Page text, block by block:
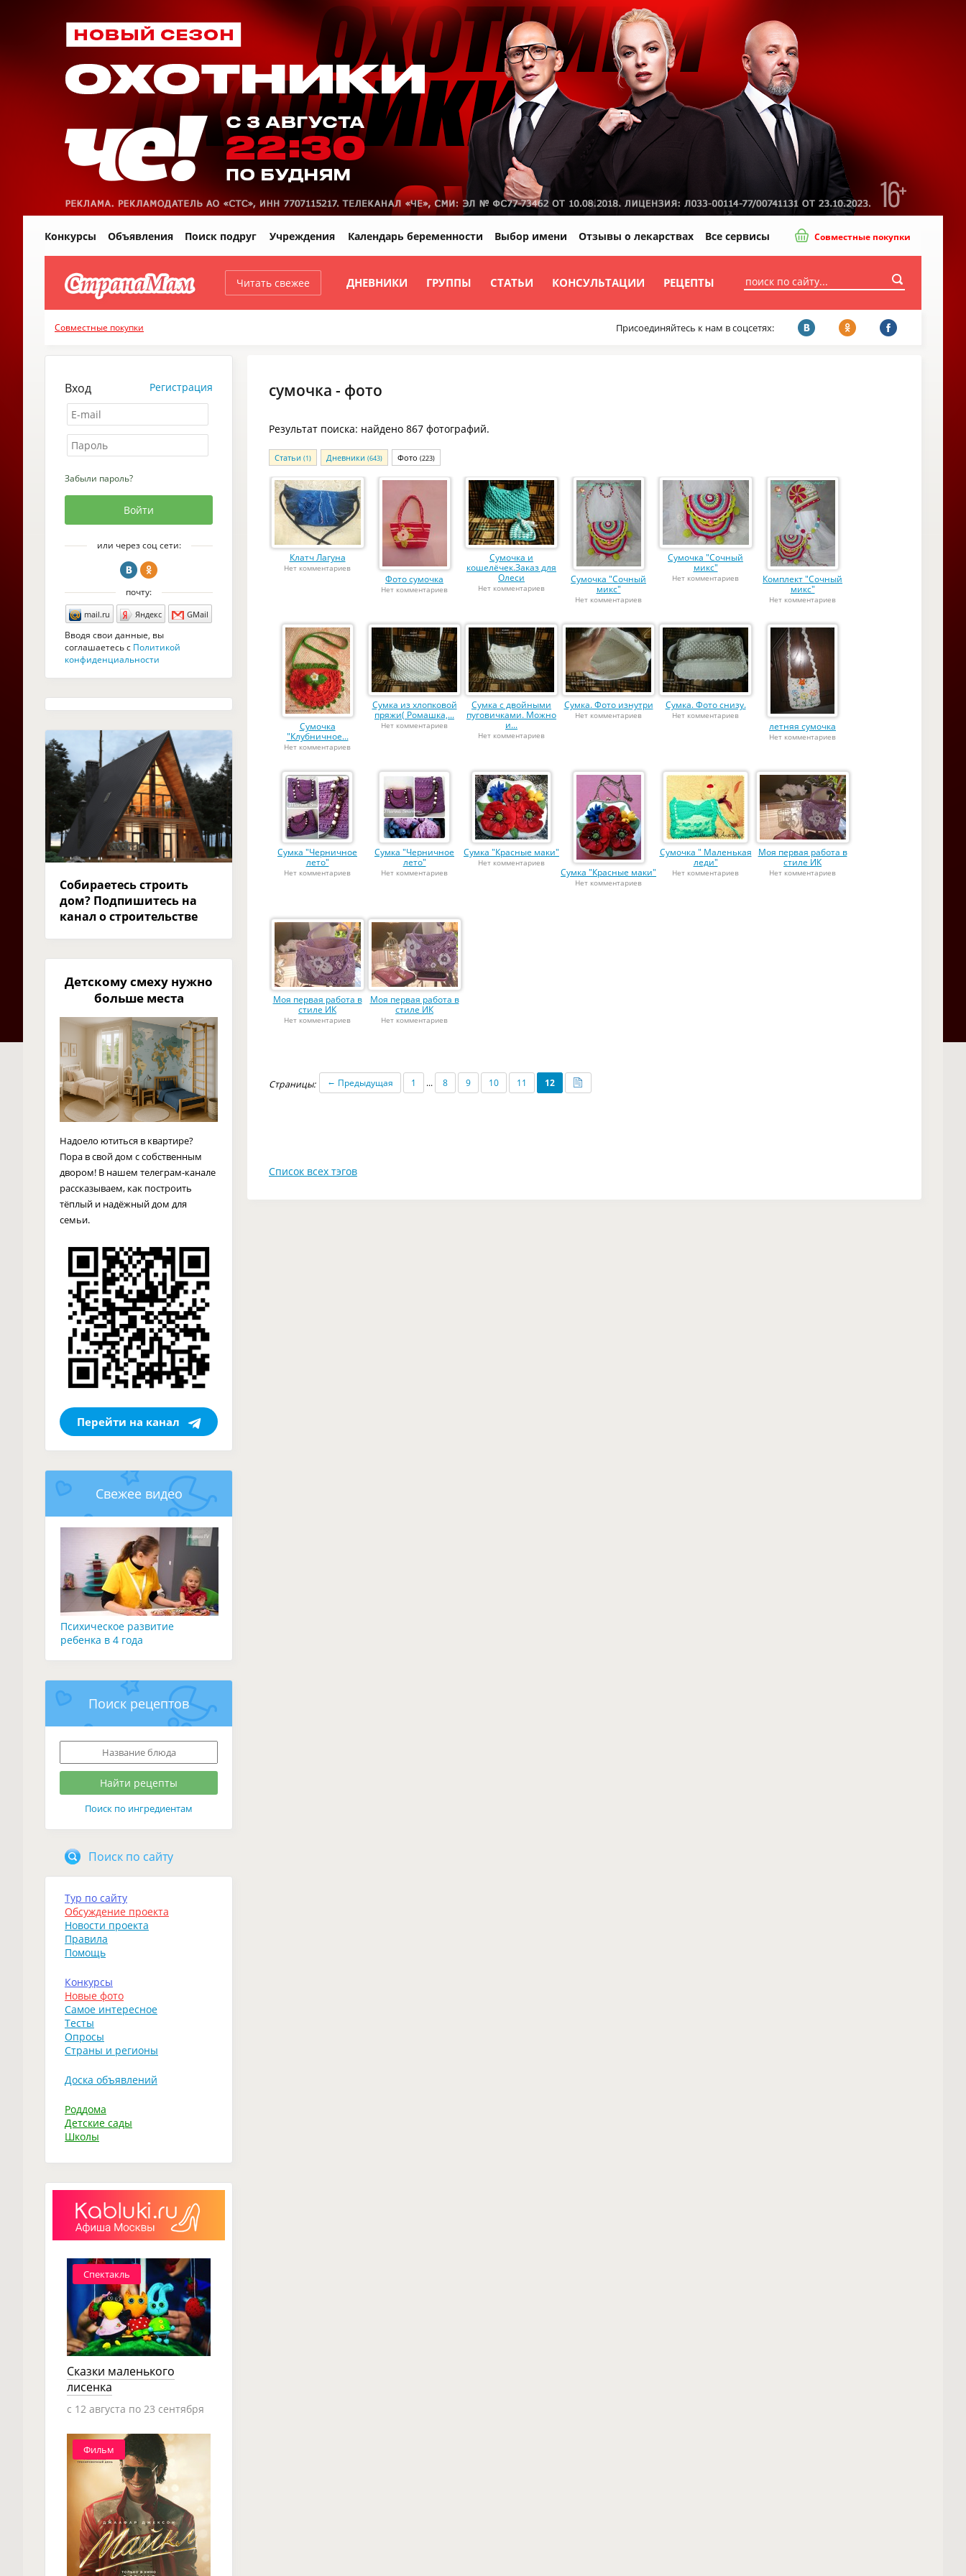
Читать свежее ДНЕВНИКИ ГРУППЫ СТАТЬИ КОНСУЛЬТАЦИИ РЕЦЕПТЫ
Конкурсы Объявления Поиск подруг Учреждения Календарь беременности Выбор имени Отзывы о лекарствах Все сервисы Совместные покупки
Совместные покупки Присоединяйтесь к нам в соцсетях:
сумочка - фото
Результат поиска: найдено 867 фотографий.
Статьи (1) Дневники (643) Фото (223)
Клатч Лагуна
Нет комментариев
Фото сумочка
Нет комментариев
Сумочка и
кошелёчек.Заказ для
Олеси
Нет комментариев
Сумочка "Сочный
микс"
Нет комментариев
Сумочка "Сочный
микс"
Нет комментариев
Комплект "Сочный
микс"
Нет комментариев
Сумочка
"Клубничное...
Нет комментариев
Сумка из хлопковой
пряжи( Ромашка,...
Нет комментариев
Сумка с двойными
пуговичками. Можно
и...
Нет комментариев
Сумка. Фото изнутри
Нет комментариев
Сумка. Фото снизу.
Нет комментариев
летняя сумочка
Нет комментариев
Сумка "Черничное
лето"
Нет комментариев
Сумка "Черничное
лето"
Нет комментариев
Сумка "Красные маки"
Нет комментариев
Сумка "Красные маки"
Нет комментариев
Сумочка " Маленькая
леди"
Нет комментариев
Моя первая работа в
стиле ИК
Нет комментариев
Моя первая работа в
стиле ИК
Нет комментариев
Моя первая работа в
стиле ИК
Нет комментариев
Страницы: ← Предыдущая 1 ... 8 9 10 11 12
Список всех тэгов
Вход Регистрация
Забыли пароль?
или через соц сети:
почту:
mail.ru Яндекс GMail
Вводя свои данные, вы
соглашаетесь с Политикой
конфиденциальности
Собираетесь строить
дом? Подпишитесь на
канал о строительстве
Детскому смеху нужно
больше места
Надоело ютиться в квартире?
Пора в свой дом с собственным
двором! В нашем телеграм-канале
рассказываем, как построить
тёплый и надёжный дом для
семьи.
Перейти на канал
Свежее видео
Психическое развитие
ребенка в 4 года
Поиск рецептов
Поиск по ингредиентам
Поиск по сайту
Тур по сайту
Обсуждение проекта
Новости проекта
Правила
Помощь
Конкурсы
Новые фото
Самое интересное
Тесты
Опросы
Страны и регионы
Доска объявлений
Роддома
Детские сады
Школы
Спектакль
Сказки маленького
лисенка
c 12 августа по 23 сентября
Фильм